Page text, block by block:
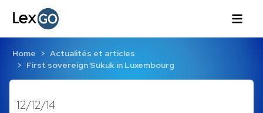
Home
Actualités et articles
First sovereign Sukuk in Luxembourg
12/12/14